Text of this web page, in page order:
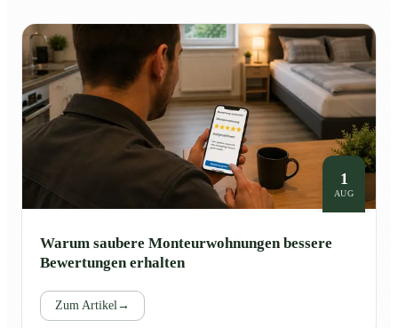
1
AUG
Warum saubere Monteurwohnungen bessere
Bewertungen erhalten
Zum Artikel→